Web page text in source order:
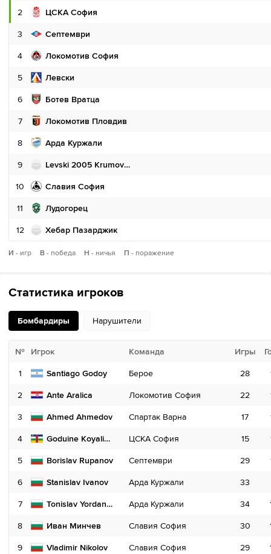
2 ЦСКА София
3 Септември
4 Локомотив София
5 Левски
6 Ботев Вратца
7 Локомотив Пловдив
8 Арда Куржали
9 Levski 2005 Krumovgrad
10 Славия София
11 Лудогорец
12 Хебар Пазарджик
И - игр В - победа Н - ничья П - поражение
Статистика игроков
Бомбардиры Нарушители
№ Игрок
1 Santiago Godoy
2 Ante Aralica
3 Ahmed Ahmedov
4 Goduine Koyalipou
5 Borislav Rupanov
6 Stanislav Ivanov
7 Tonislav Yordanov
8 Иван Минчев
9 Vladimir Nikolov
Команда Игры
Берое 28
Локомотив София 22
Спартак Варна 17
ЦСКА София 15
Септември 29
Арда Куржали 33
Арда Куржали 34
Славия София 30
Славия София 29
№ Игрок
1 Asen Chandarov
2
3 Martin Georgiev
4
5 Йоонас Тамм
6 Деян Ложев
7 Yoan Baurenski
8 Ryan Bidounga
9 Celso Raposo
Команда Игры
Септември 24
Славия София 31
Славия София 35
Берое 20
Ботев 29
Ботев Вратца 29
Спартак Варна 24
ЦСКА София 24
Локомотив София 31